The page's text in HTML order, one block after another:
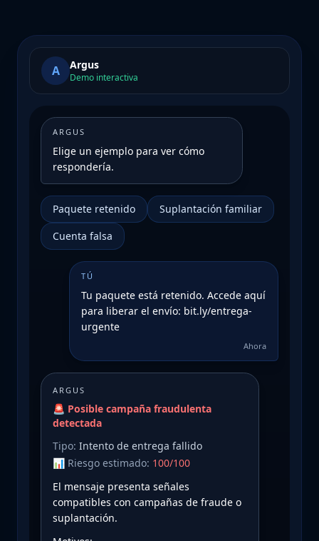
A Argus
Demo interactiva
ARGUS
Elige un ejemplo para ver cómo
respondería.
Paquete retenido
Suplantación familiar
Cuenta falsa
TÚ
Tu paquete está retenido. Accede aquí
para liberar el envío: bit.ly/entrega-
urgente
Ahora
ARGUS
🚨 Posible campaña fraudulenta
detectada
Tipo: Intento de entrega fallido
📊 Riesgo estimado: 100/100
El mensaje presenta señales
compatibles con campañas de fraude o
suplantación.